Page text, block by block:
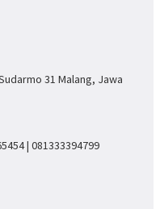
31 Malang, Jawa
| 081333394799